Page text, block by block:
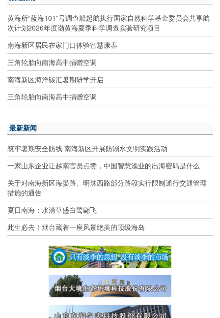
黄海所“蓝海101”号调查船起航执行国家自然科学基金委员会共享航
次计划2026年度渤黄海夏季科学调查实验研究项目
南海新区居民在家门口体验智慧康养
三角轮胎向南海高中捐赠空调
南海新区海洋碳汇暑期研学开启
三角轮胎向南海高中捐赠空调
最新新闻
筑牢暑期安全防线 南海新区开展防溺水文明实践活动
一家山东企业让越南官员点赞，中国智慧渔业的出海密码是什么
关于对南海新区海晏路、明珠西路部分路段实行限制通行交通管理
措施的通告
夏日南海：水清草盛白鹭翩飞
此生必去！烟台藏着一座风景绝美的顶级海岛